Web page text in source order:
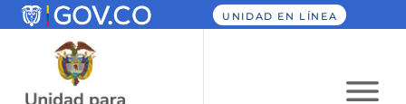
UNIDAD EN LÍNEA